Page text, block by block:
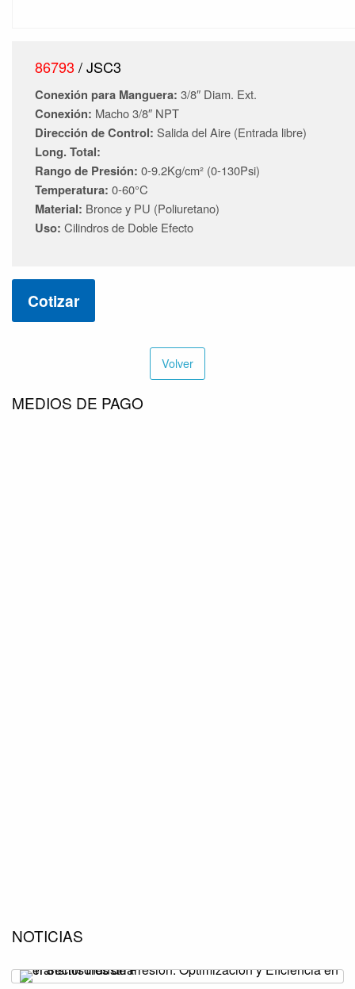
86793 / JSC3
Conexión para Manguera: 3/8″ Diam. Ext.
Conexión: Macho 3/8″ NPT
Dirección de Control: Salida del Aire (Entrada libre)
Long. Total:
Rango de Presión: 0-9.2Kg/cm² (0-130Psi)
Temperatura: 0-60°C
Material: Bronce y PU (Poliuretano)
Uso: Cilindros de Doble Efecto
Cotizar
Volver
MEDIOS DE PAGO
NOTICIAS